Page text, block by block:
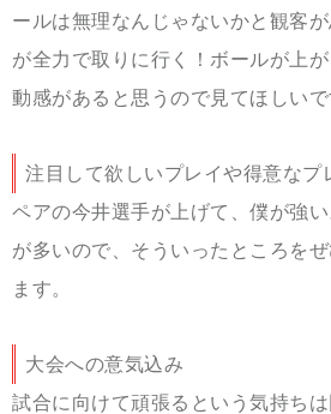
ールは無理なんじゃないかと観客
が全力で取りに行く！ボールが上
動感があると思うので見てほしいで
注目して欲しいプレイや得意なプ
ペアの今井選手が上げて、僕が強
が多いので、そういったところを
ます。
大会への意気込み
試合に向けて頑張るという気持ち